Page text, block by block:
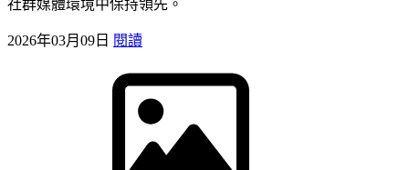
社群媒體環境中保持領先。
2026年03月09日 閱讀